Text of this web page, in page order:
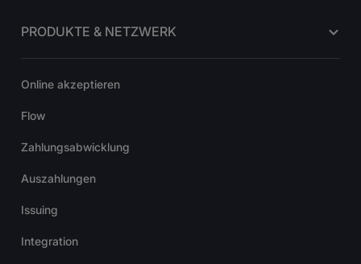
PRODUKTE & NETZWERK
Online akzeptieren
Flow
Zahlungsabwicklung
Auszahlungen
Issuing
Integration